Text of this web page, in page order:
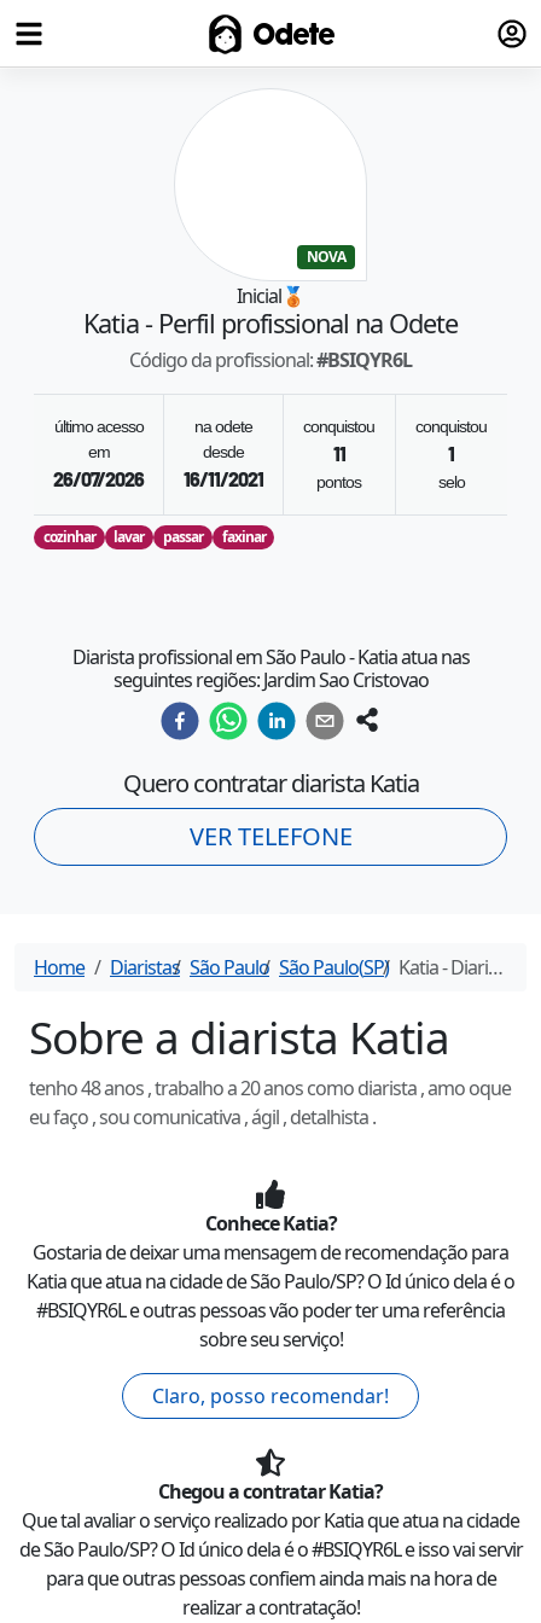
Odete
NOVA
Inicial🥉
Katia- Perfil profissional na Odete
Código da profissional:#BSIQYR6L
último acesso
em
26/07/2026
na odete
desde
16/11/2021
conquistou
11
pontos
conquistou
1
selo
cozinhar lavar passar faxinar
Diarista profissional em São Paulo - Katia atua nas
seguintes regiões: Jardim Sao Cristovao
Quero contratar diarista Katia
VER TELEFONE
Home Diaristas São Paulo São Paulo(SP) Katia- Diarista em
Sobre a diarista Katia
tenho 48 anos , trabalho a 20 anos como diarista , amo oque
eu faço , sou comunicativa , ágil , detalhista .
ConheceKatia?
Gostaria de deixar uma mensagem de recomendação para
Katiaque atua na cidade deSão Paulo/SP? O Id único dela é o
#BSIQYR6Le outras pessoas vão poder ter uma referência
sobre seu serviço!
Claro, posso recomendar!
Chegou a contratarKatia?
Que tal avaliar o serviço realizado porKatiaque atua na cidade
deSão Paulo/SP? O Id único dela é o #BSIQYR6Le isso vai servir
para que outras pessoas confiem ainda mais na hora de
realizar a contratação!